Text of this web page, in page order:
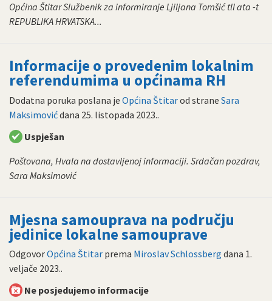
Općina Štitar Službenik za informiranje Ljiljana Tomšić tll ata -t
REPUBLIKA HRVATSKA...
Informacije o provedenim lokalnim
referendumima u općinama RH
Dodatna poruka poslana je Općina Štitarod strane Sara
Maksimovićdana 25. listopada 2023..
Uspješan
Poštovana, Hvala na dostavljenoj informaciji. Srdačan pozdrav,
Sara Maksimović
Mjesna samouprava na području
jedinice lokalne samouprave
OdgovorOpćina Štitar prema Miroslav Schlossberg dana 1.
veljače 2023..
Ne posjedujemo informacije